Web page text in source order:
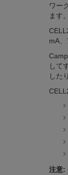
ワー
ます。
mA
して
した
注意: